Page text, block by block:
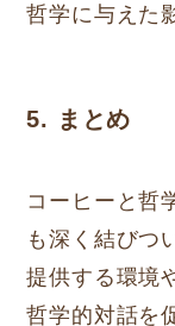
哲学に与えた
5. まとめ
コーヒーと哲
も深く結びつ
提供する環境
哲学的対話を